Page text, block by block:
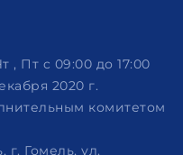
, Пт c 09:00 до 17:00
2020 г.
комитетом
г. Гомель, ул.